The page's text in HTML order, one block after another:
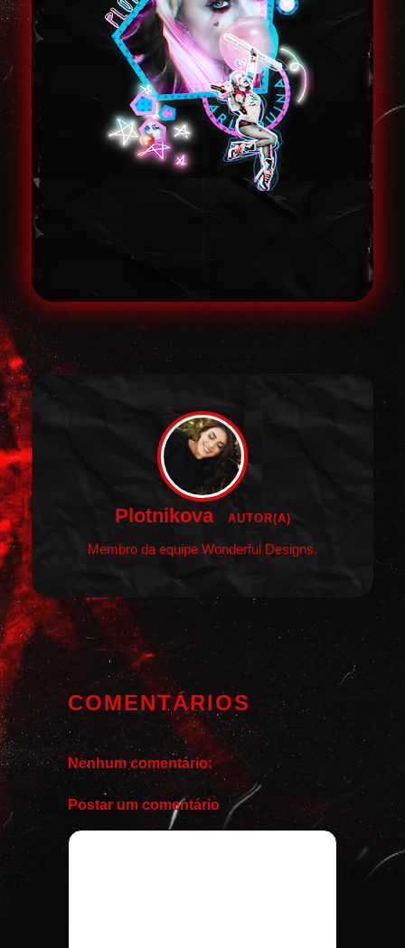
Plotnikova AUTOR(A)
Membro da equipe Wonderful Designs.
COMENTÁRIOS
Nenhum comentário:
Postar um comentário